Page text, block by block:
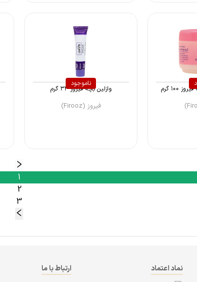
گرم
ناموجود
وازلین بچه فیروز ۳۴ گرم
فیروز (Firooz)
1
2
3
نماد اعتماد ارتباط با ما